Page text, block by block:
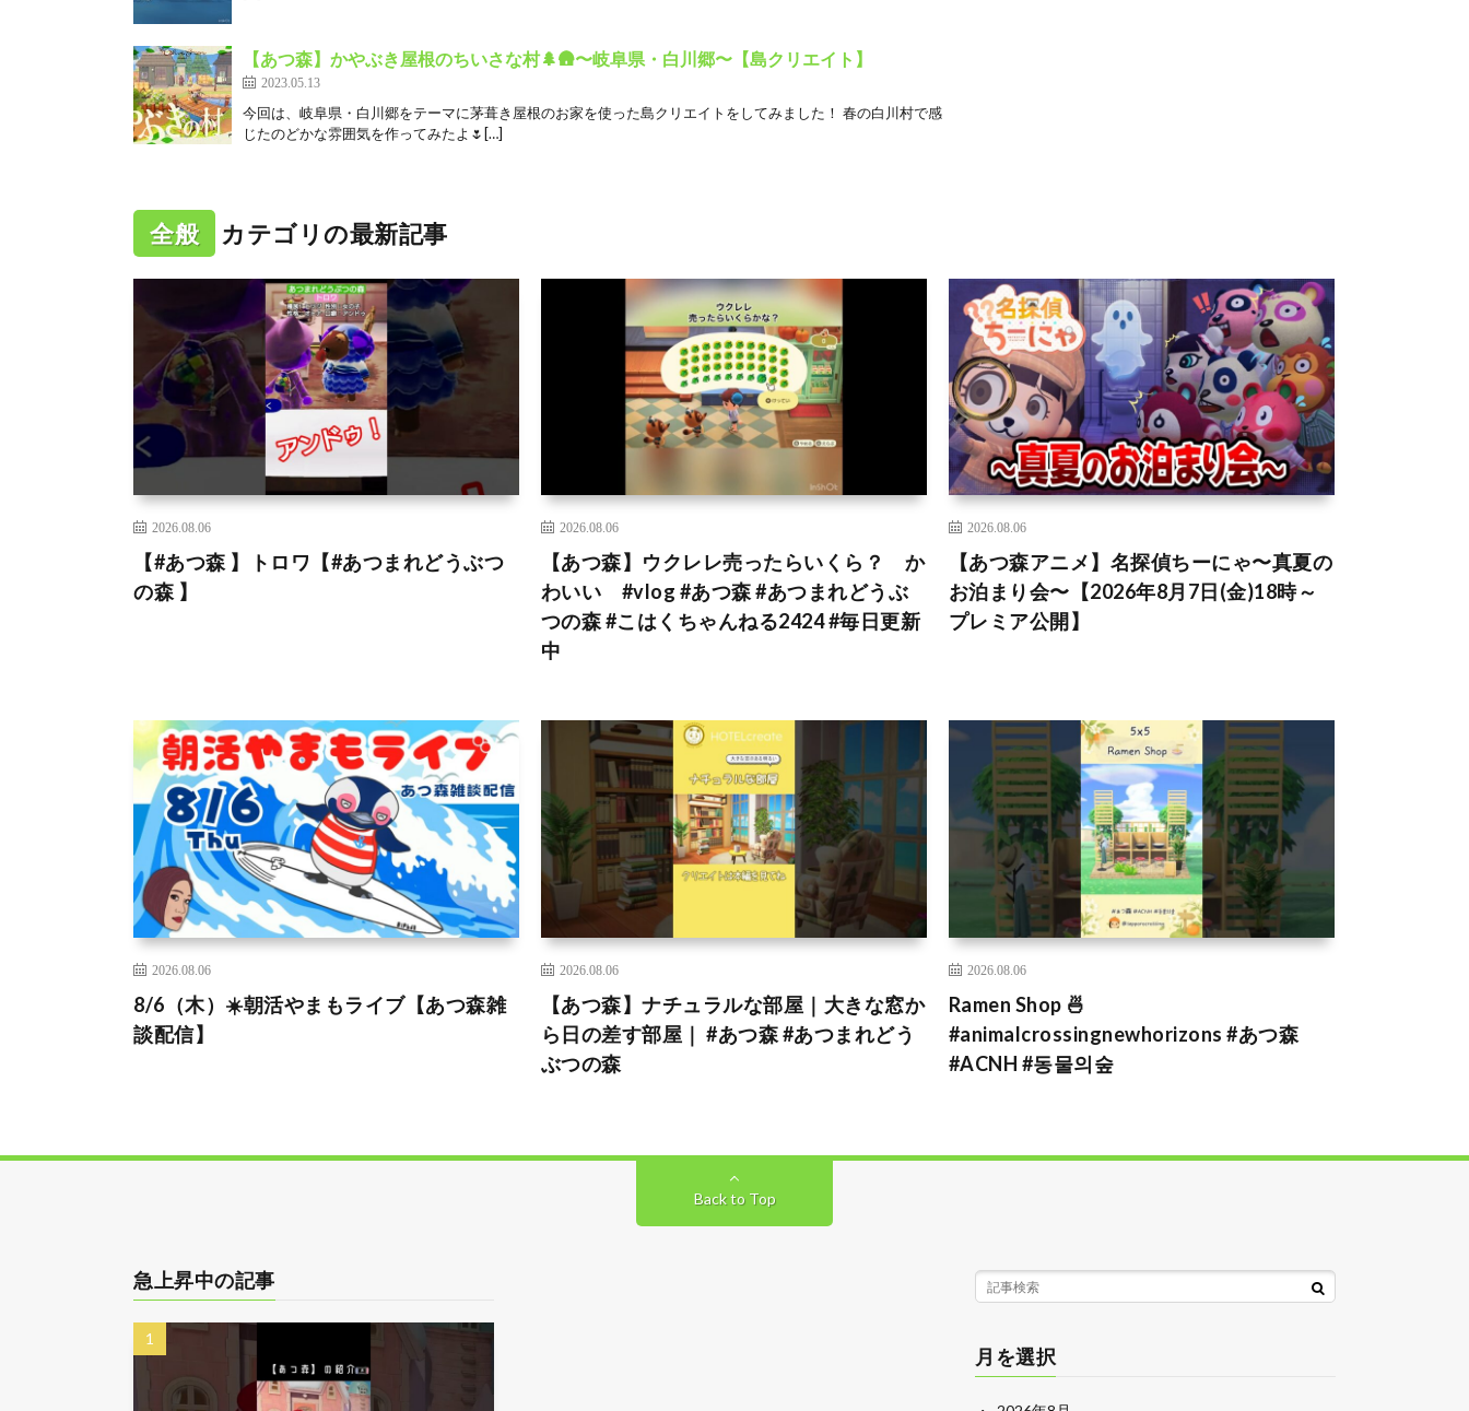
【あつ森】かやぶき屋根のちいさな村🌲🛖〜岐阜県・白川郷〜【島クリエイト】
2023.05.13
今回は、岐阜県・白川郷をテーマに茅葺き屋根のお家を使った島クリエイトをしてみました！ 春の白川村で感
じたのどかな雰囲気を作ってみたよ🌷[…]
全般 カテゴリの最新記事
2026.08.06
【#あつ森 】トロワ【#あつまれどうぶつ
の森 】
2026.08.06
【あつ森】ウクレレ売ったらいくら？ か
わいい #vlog #あつ森 #あつまれどうぶ
つの森 #こはくちゃんねる2424 #毎日更新
中
2026.08.06
【あつ森アニメ】名探偵ちーにゃ〜真夏の
お泊まり会〜【2026年8月7日(金)18時～
プレミア公開】
2026.08.06
8/6（木）☀️朝活やまもライブ【あつ森雑
談配信】
2026.08.06
【あつ森】ナチュラルな部屋｜大きな窓か
ら日の差す部屋｜ #あつ森 #あつまれどう
ぶつの森
2026.08.06
Ramen Shop 🍜
#animalcrossingnewhorizons #あつ森
#ACNH #동물의숲
Back to Top
急上昇中の記事
月を選択